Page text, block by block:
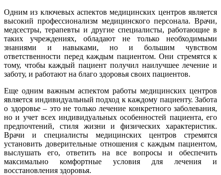
Одним из ключевых аспектов медицинских центров является
высокий профессионализм медицинского персонала. Врачи,
медсестры, терапевты и другие специалисты, работающие в
таких учреждениях, обладают не только необходимыми
знаниями и навыками, но и большим чувством
ответственности перед каждым пациентом. Они стремятся к
тому, чтобы каждый пациент получил наилучшее лечение и
заботу, и работают на благо здоровья своих пациентов.
Еще одним важным аспектом работы медицинских центров
является индивидуальный подход к каждому пациенту. Забота
о здоровье – это не только лечение конкретного заболевания,
но и учет всех индивидуальных особенностей пациента, его
предпочтений, стиля жизни и физических характеристик.
Врачи и специалисты медицинских центров стремятся
установить доверительные отношения с каждым пациентом,
выслушать его, ответить на все вопросы и обеспечить
максимально комфортные условия для лечения и
восстановления здоровья.